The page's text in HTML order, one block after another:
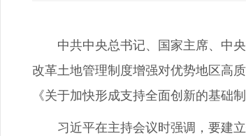
中共中央总书记、国家主席、中央
改革土地管理制度增强对优势地区高
《关于加快形成支持全面创新的基础
习近平在主持会议时强调，要建立